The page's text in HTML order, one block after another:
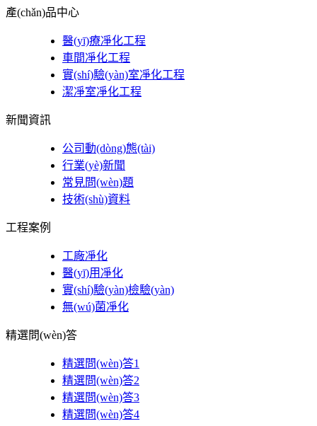
產(chǎn)品中心
醫(yī)療凈化工程
車間凈化工程
實(shí)驗(yàn)室凈化工程
潔凈室凈化工程
新聞資訊
公司動(dòng)態(tài)
行業(yè)新聞
常見問(wèn)題
技術(shù)資料
工程案例
工廠凈化
醫(yī)用凈化
實(shí)驗(yàn)檢驗(yàn)
無(wú)菌凈化
精選問(wèn)答
精選問(wèn)答1
精選問(wèn)答2
精選問(wèn)答3
精選問(wèn)答4